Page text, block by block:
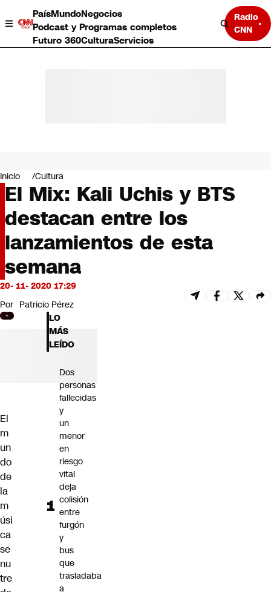
PaísMundoNegocios
Podcast y Programas completos
Futuro 360CulturaServicios
Radio
CNN
Negocios
Deportes
Programas completos
Cultura
Servicios
Bits
CNN tiempo
Futuro 360
Inicio Cultura
El Mix: Kali Uchis y BTS
destacan entre los
lanzamientos de esta
semana
20- 11- 2020 17:29
Por Patricio Pérez
El
m
un
do
de
la
m
úsi
ca
se
nu
tre
LO
MÁS
LEÍDO
Dos
personas
fallecidas
y
un
menor
en
riesgo
vital
deja
colisión
entre
furgón
y
bus
que
trasladaba
a